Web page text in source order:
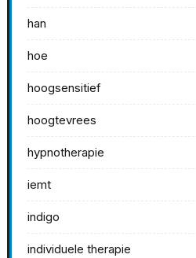
han
hoe
hoogsensitief
hoogtevrees
hypnotherapie
iemt
indigo
individuele therapie